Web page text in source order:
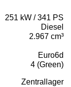
251 kW / 341 PS
Diesel
2.967 cm³
Euro6d
4 (Green)
Zentrallager